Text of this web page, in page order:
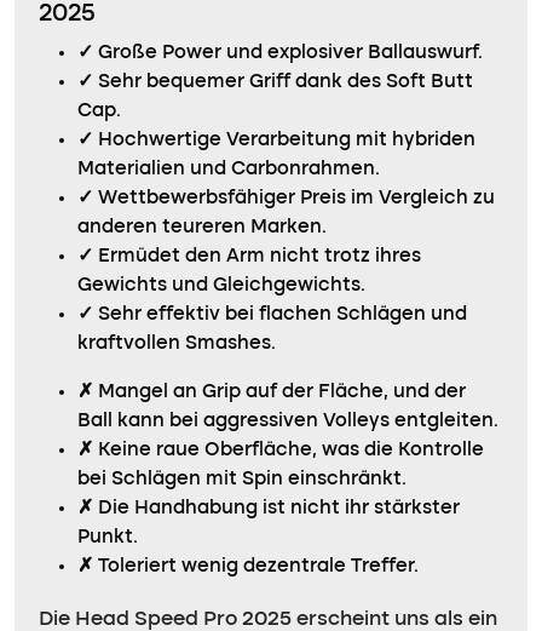
2025
✓ Große Power und explosiver Ballauswurf.
✓ Sehr bequemer Griff dank des Soft Butt
Cap.
✓ Hochwertige Verarbeitung mit hybriden
Materialien und Carbonrahmen.
✓ Wettbewerbsfähiger Preis im Vergleich zu
anderen teureren Marken.
✓ Ermüdet den Arm nicht trotz ihres
Gewichts und Gleichgewichts.
✓ Sehr effektiv bei flachen Schlägen und
kraftvollen Smashes.
✗ Mangel an Grip auf der Fläche, und der
Ball kann bei aggressiven Volleys entgleiten.
✗ Keine raue Oberfläche, was die Kontrolle
bei Schlägen mit Spin einschränkt.
✗ Die Handhabung ist nicht ihr stärkster
Punkt.
✗ Toleriert wenig dezentrale Treffer.
Die Head Speed Pro 2025 erscheint uns als ein